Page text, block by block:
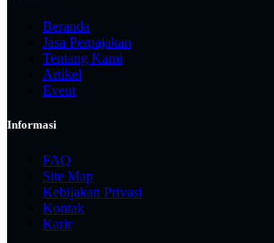
Beranda
Jasa Perpajakan
Tentang Kami
Artikel
Event
Informasi
FAQ
Site Map
Kebijakan Privasi
Kontak
Karir